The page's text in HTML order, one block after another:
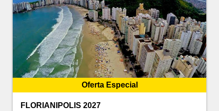
Oferta Especial
FLORIANIPOLIS 2027